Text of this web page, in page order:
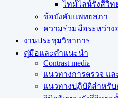
ไทม์ไลน์รังสีวิท
ข้อบังคับแพทยสภา
ความร่วมมือระหว่าง
งานประชุมวิชาการ
คู่มือและคำแนะนำ
Contrast media
แนวทางการตรวจ แล
แนวทางปฏิบัติสำหรับ